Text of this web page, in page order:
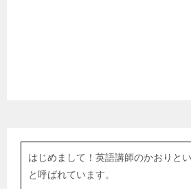
はじめまして！英語講師のかおりと
と呼ばれています。